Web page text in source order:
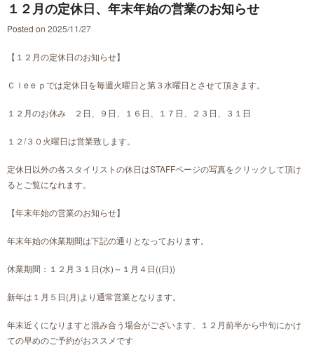
１２月の定休日、年末年始の営業のお知らせ
Posted on 2025/11/27
【１２月の定休日のお知らせ】
Ｃｌe e ｐでは定休日を毎週火曜日と第３水曜日とさせて頂きます。
１２月のお休み ２日、９日、１６日、１７日、２３日、３１日
１２/３０火曜日は営業致します。
定休日以外の各スタイリストの休日はSTAFFページの写真をクリックして頂け
るとご覧になれます。
【年末年始の営業のお知らせ】
年末年始の休業期間は下記の通りとなっております。
休業期間：１２月３１日(水)～１月４日((日))
新年は１月５日(月)より通常営業となります。
年末近くになりますと混み合う場合がございます、１２月前半から中旬にかけ
ての早めのご予約がおススメです